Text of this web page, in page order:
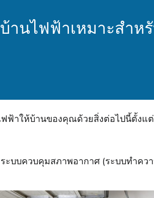
านไฟฟ้าเหมาะสําห
ฟ้าให้บ้านของคุณด้วยสิ่งต่อไปนี้ตั้งแ
บบควบคุมสภาพอากาศ (ระบบทําคว